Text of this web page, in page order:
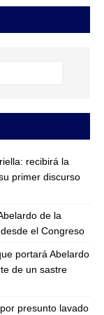
recibirá la
primer discurso
de la
el Congreso
portará Abelardo
de un sastre
presunto lavado